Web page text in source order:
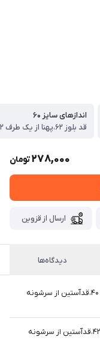
اندازهای سایز ۶۰
278,000تومان
ارسال از قزوین
دیدگاه‌ها
قد بلوز ۵۵،پهنا از یک طرف ۴۰،قدآستین از سرشونه
قد بلوز ۶۲،پهنا از یک طرف ۴۲،قدآستین از سرشونه